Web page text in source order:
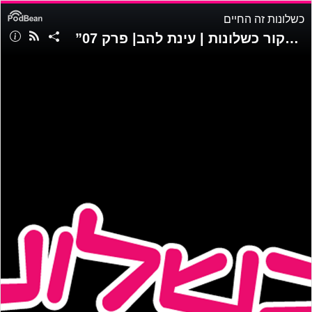
כשלונות זה החיים
”רגע אחד את על גג העולם, ורגע שני מתרסקת” -מפות חשיבה לתחקור כשלונות | עינת להב| פרק 07